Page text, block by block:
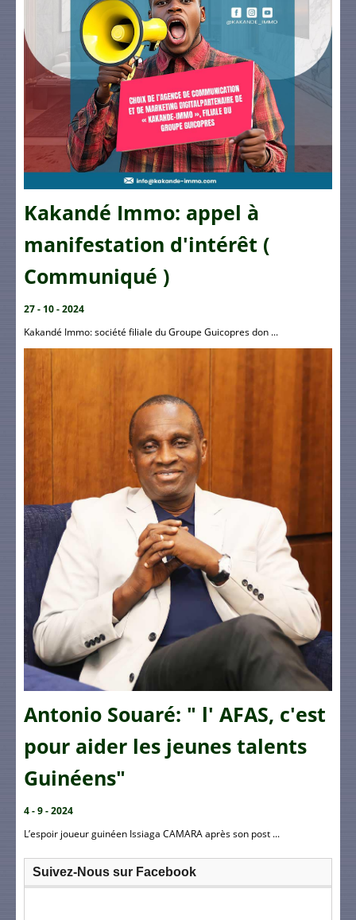
Kakandé Immo: appel à
manifestation d'intérêt (
Communiqué )
27 - 10 - 2024
Kakandé Immo: société filiale du Groupe Guicopres don ...
Antonio Souaré: " l' AFAS, c'est
pour aider les jeunes talents
Guinéens"
4 - 9 - 2024
L’espoir joueur guinéen Issiaga CAMARA après son post ...
Suivez-Nous sur Facebook